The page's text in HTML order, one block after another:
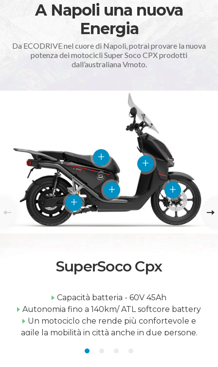
A Napoli una nuova
Energia
Da ECODRIVE nel cuore di Napoli, potrai provare la nuova
potenza dei motocicli Super Soco CPX prodotti
dall’australiana Vmoto.
SuperSoco Cpx
Capacità batteria - 60V 45Ah
Autonomia fino a 140km/ ATL softcore battery
Un motociclo che rende più confortevole e
agile la mobilità in città anche in due persone.